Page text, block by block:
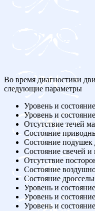
Во время диагностики
следующие параметры
Уровень и
Уровень и
Отсутствие течей
Состояние
Состояние подушек
Состояние свечей
Отсутствие
Состояние
Состояние
Уровень и
Уровень и
Уровень и